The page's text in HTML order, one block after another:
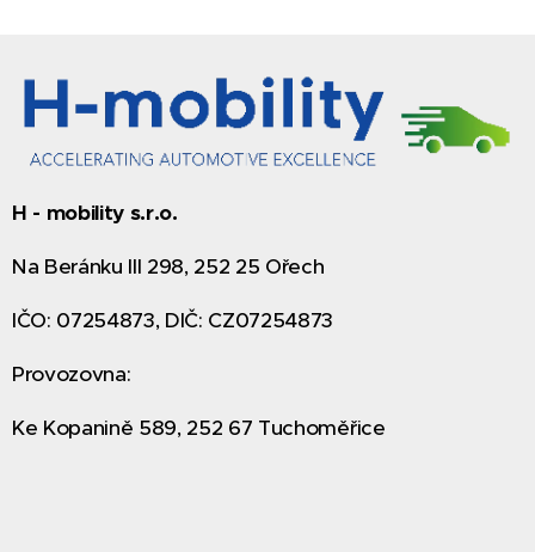
H - mobility s.r.o.
Na Beránku III 298, 252 25 Ořech
IČO: 07254873, DIČ: CZ07254873
Provozovna:
Ke Kopanině 589, 252 67 Tuchoměřice